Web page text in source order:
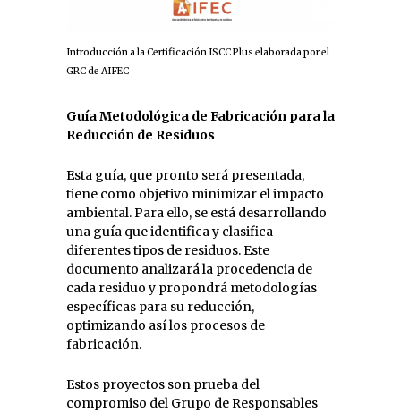
Introducción a la Certificación ISCC Plus elaborada por el
GRC de AIFEC
Guía Metodológica de Fabricación para la
Reducción de Residuos
Esta guía, que pronto será presentada,
tiene como objetivo minimizar el impacto
ambiental. Para ello, se está desarrollando
una guía que identifica y clasifica
diferentes tipos de residuos. Este
documento analizará la procedencia de
cada residuo y propondrá metodologías
específicas para su reducción,
optimizando así los procesos de
fabricación.
Estos proyectos son prueba del
compromiso del Grupo de Responsables